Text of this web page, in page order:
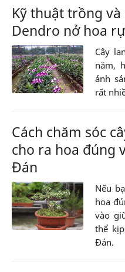
Kỹ thuật trồng và
Dendro nở hoa
Cây
năm,
ánh
rất
Cách chăm sóc
cho ra hoa đúng
Đán
Nếu
hoa
vào
thể
Đán.